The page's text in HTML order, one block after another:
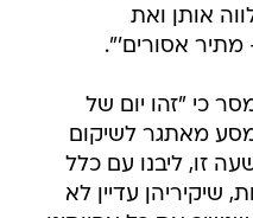
אותן ואת
אסורים'".
כי "זהו יום של
מאתגר לשיקום
זו, ליבנו עם כלל
עדיין לא